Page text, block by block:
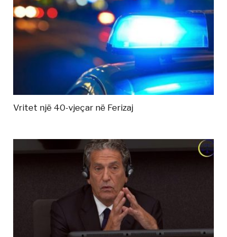
Vritet një 40-vjeçar në Ferizaj